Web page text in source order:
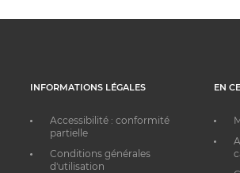
INFORMATIONS LÉGALES
Accessibilité : conformité
partielle
Conditions générales
d'utilisation
EN